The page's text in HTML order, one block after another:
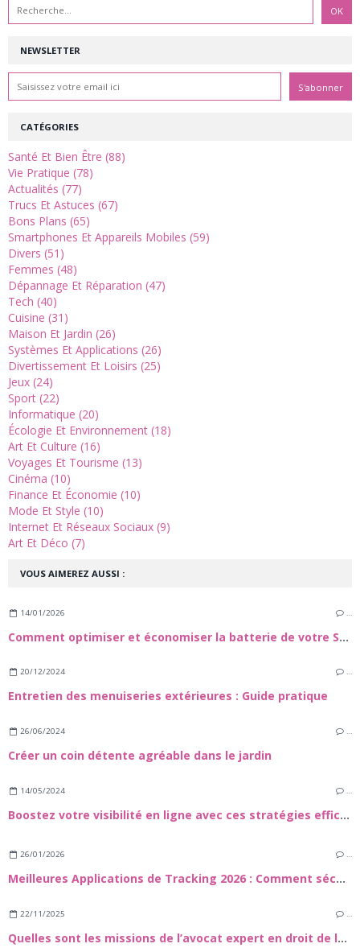
NEWSLETTER
VOUS AIMEREZ AUSSI :
14/01/2026 …
Comment optimiser et économiser la batterie de votre Samsung Galaxy S24
20/12/2024 …
Entretien des menuiseries extérieures : Guide pratique
26/06/2024 …
Créer un coin détente agréable dans le jardin
14/05/2024 …
Boostez votre visibilité en ligne avec ces stratégies efficaces
26/01/2026 …
Meilleures Applications de Tracking 2026 : Comment sécuuriser vos proches et vos appareils
22/11/2025 …
Quelles sont les missions de l’avocat expert en droit de la construction et dans le domaine des travaux de rénovation énergétique ?
CATÉGORIES
Santé Et Bien Être (88)
Vie Pratique (78)
Actualités (77)
Trucs Et Astuces (67)
Bons Plans (65)
Smartphones Et Appareils Mobiles (59)
Divers (51)
Femmes (48)
Dépannage Et Réparation (47)
Tech (40)
Cuisine (31)
Maison Et Jardin (26)
Systèmes Et Applications (26)
Divertissement Et Loisirs (25)
Jeux (24)
Sport (22)
Informatique (20)
Écologie Et Environnement (18)
Art Et Culture (16)
Voyages Et Tourisme (13)
Cinéma (10)
Finance Et Économie (10)
Mode Et Style (10)
Internet Et Réseaux Sociaux (9)
Art Et Déco (7)